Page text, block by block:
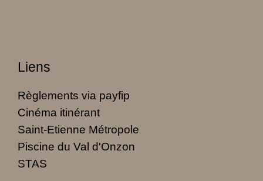
Liens
Règlements via payfip
Cinéma itinérant
Saint-Etienne Métropole
Piscine du Val d'Onzon
STAS